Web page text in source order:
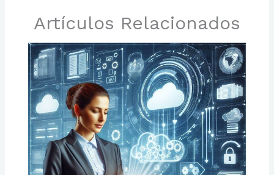
Artículos Relacionados